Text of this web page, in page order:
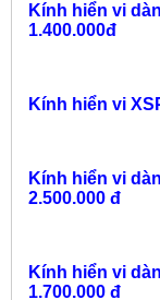
Kính hiển vi
1.400.000đ
Kính hiển vi
Kính hiển vi
2.500.000 đ
Kính hiển vi
1.700.000 đ